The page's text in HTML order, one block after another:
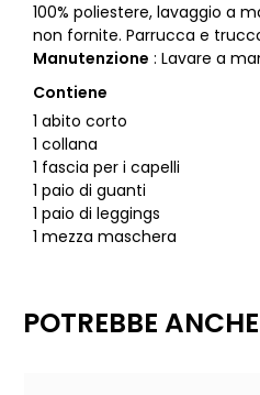
100% poliestere, lavaggio a
non fornite. Parrucca e
Manutenzione : Lavare a
Contiene
1 abito corto
1 collana
1 fascia per i capelli
1 paio di guanti
1 paio di leggings
1 mezza maschera
POTREBBE